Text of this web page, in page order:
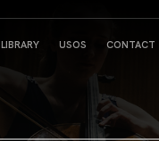
LIBRARY USOS CONTACT